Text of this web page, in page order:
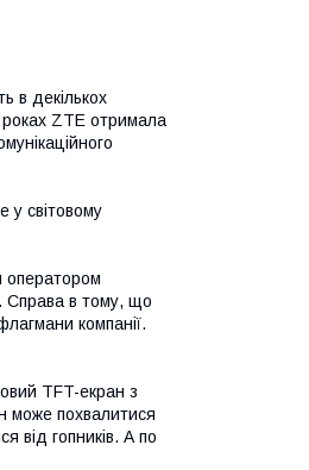
в декількох
роках ZTE отримала
у світовому
оператором
Справа в тому, що
компанії.
TFT-екран з
може похвалитися
від гопників. А по